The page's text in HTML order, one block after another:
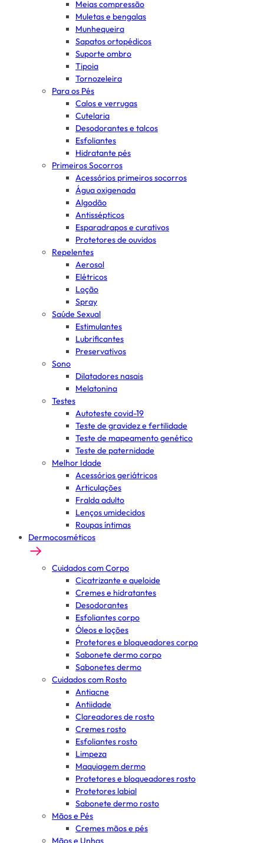
Meias compressão
Muletas e bengalas
Munhequeira
Sapatos ortopédicos
Suporte ombro
Tipoia
Tornozeleira
Para os Pés
Calos e verrugas
Cutelaria
Desodorantes e talcos
Esfoliantes
Hidratante pés
Primeiros Socorros
Acessórios primeiros socorros
Água oxigenada
Algodão
Antissépticos
Esparadrapos e curativos
Protetores de ouvidos
Repelentes
Aerosol
Elétricos
Loção
Spray
Saúde Sexual
Estimulantes
Lubrificantes
Preservativos
Sono
Dilatadores nasais
Melatonina
Testes
Autoteste covid-19
Teste de gravidez e fertilidade
Teste de mapeamento genético
Teste de paternidade
Melhor Idade
Acessórios geriátricos
Articulações
Fralda adulto
Lenços umidecidos
Roupas íntimas
Dermocosméticos
Cuidados com Corpo
Cicatrizante e queloide
Cremes e hidratantes
Desodorantes
Esfoliantes corpo
Óleos e loções
Protetores e bloqueadores corpo
Sabonete dermo corpo
Sabonetes dermo
Cuidados com Rosto
Antiacne
Antiidade
Clareadores de rosto
Cremes rosto
Esfoliantes rosto
Limpeza
Maquiagem dermo
Protetores e bloqueadores rosto
Protetores labial
Sabonete dermo rosto
Mãos e Pés
Cremes mãos e pés
Mãos e Unhas